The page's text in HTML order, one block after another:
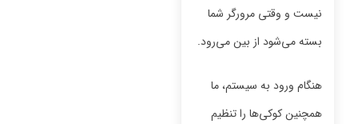
نیست و وقتی مرورگر شما
بسته می‌شود از بین می‌رود.
هنگام ورود به سیستم، ما
همچنین کوکی‌ها را تنظیم